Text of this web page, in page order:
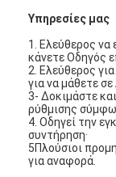
Σπίτι
Υπηρεσίες μας
1. Ελεύθερος να
κάνετε Οδηγός
2. Ελεύθερος
για να μάθετε
3- Δοκιμάστε
ρύθμισης
4. Οδηγεί την
συντήρηση·
5Πλούσιοι
για αναφορά.